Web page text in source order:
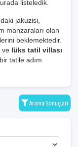
listeledik.
jakuzisi,
manzaraları olan
beklemektedir.
ve lüks tatil villası
tatile adım
Arama Sonuçları